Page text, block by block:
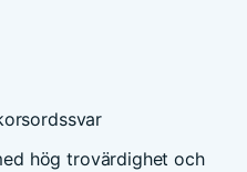
hög trovärdighet och